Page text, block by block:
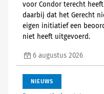
voor Condor terecht
daarbij dat het Gerecht
eigen initiatief een
niet heeft uitgevoerd.
6 augustus 2026
NIEUWS